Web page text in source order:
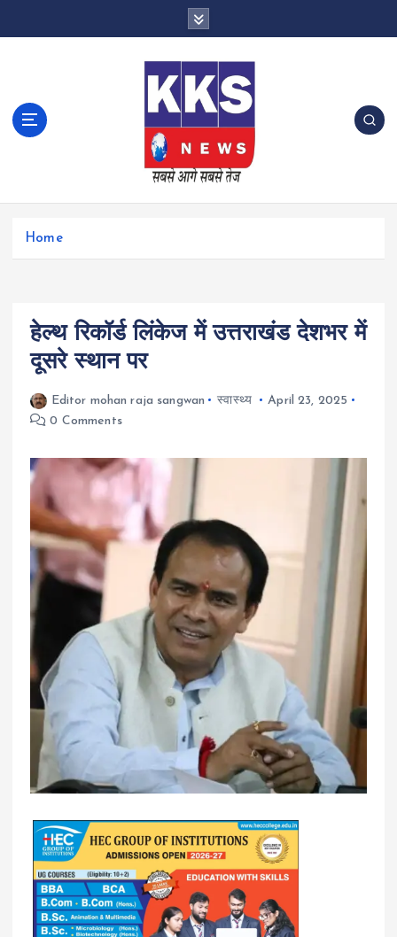
Home
हेल्थ रिकॉर्ड लिंकेज में उत्तराखंड देशभर में
दूसरे स्थान पर
Editor mohan raja sangwan स्वास्थ्य
April 23, 2025
0 Comments